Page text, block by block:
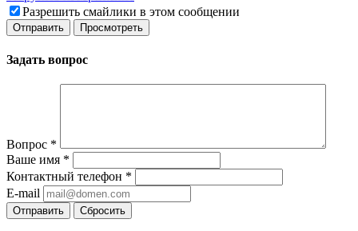
Разрешить смайлики в этом сообщении
Задать вопрос
Вопрос *
Ваше имя *
Контактный телефон *
E-mail
Сбросить